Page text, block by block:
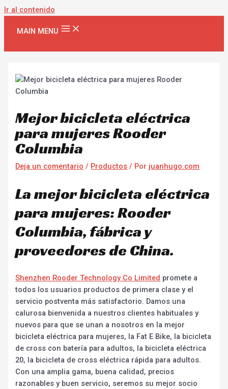
Ir al contenido
MAIN MENU
Mejor bicicleta eléctrica
para mujeres Rooder
Columbia
Deja un comentario / Productos / Por juanhugo.com
La mejor bicicleta eléctrica
para mujeres: Rooder
Columbia, fábrica y
proveedores de China.
Shenzhen Rooder Technology Co Limited promete a
todos los usuarios productos de primera clase y el
servicio postventa más satisfactorio. Damos una
calurosa bienvenida a nuestros clientes habituales y
nuevos para que se unan a nosotros en la mejor
bicicleta eléctrica para mujeres, la Fat E Bike, la bicicleta
de cross con batería para adultos, la bicicleta eléctrica
20, la bicicleta de cross eléctrica rápida para adultos.
Con una amplia gama, buena calidad, precios
razonables y buen servicio, seremos su mejor socio